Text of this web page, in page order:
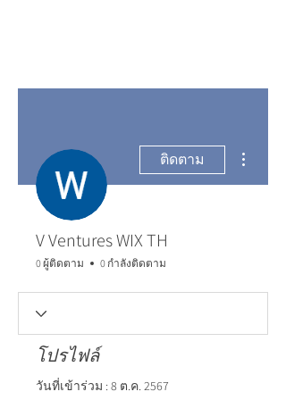
ติดตาม
V Ventures WIX TH
0 ผู้ติดตาม 0 กำลังติดตาม
โปรไฟล์
วันที่เข้าร่วม : 8 ต.ค. 2567